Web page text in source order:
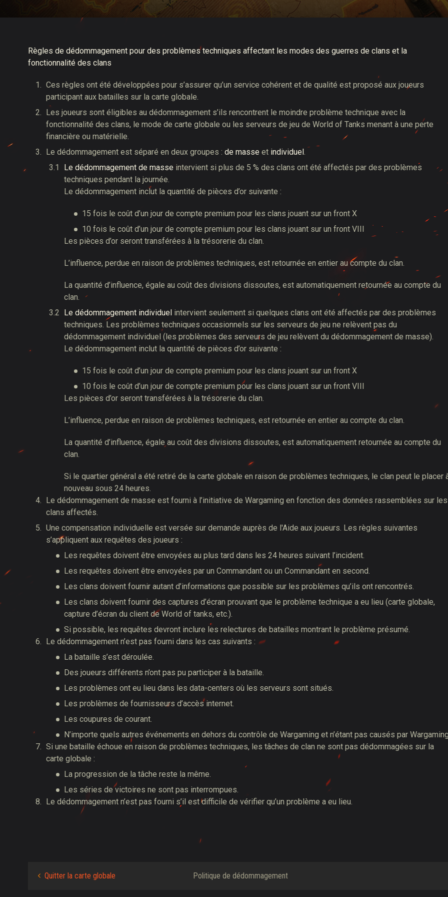
Guide des Butins Twitch
Règles de dédommagement pour des problèmes techniques affectant les modes des guerres de clans et la
fonctionnalité des clans
Ces règles ont été développées pour s’assurer qu’un service cohérent et de qualité est proposé aux joueurs
participant aux batailles sur la carte globale.
Les joueurs sont éligibles au dédommagement s’ils rencontrent le moindre problème technique avec la
fonctionnalité des clans, le mode de carte globale ou les serveurs de jeu de World of Tanks menant à une perte
financière ou matérielle.
Le dédommagement est séparé en deux groupes : de masse et individuel.
Le dédommagement de masse intervient si plus de 5 % des clans ont été affectés par des problèmes
techniques pendant la journée.
Le dédommagement inclut la quantité de pièces d’or suivante :
15 fois le coût d’un jour de compte premium pour les clans jouant sur un front X
10 fois le coût d’un jour de compte premium pour les clans jouant sur un front VIII
Les pièces d’or seront transférées à la trésorerie du clan.
L’influence, perdue en raison de problèmes techniques, est retournée en entier au compte du clan.
La quantité d’influence, égale au coût des divisions dissoutes, est automatiquement retournée au compte du
clan.
Le dédommagement individuel intervient seulement si quelques clans ont été affectés par des problèmes
techniques. Les problèmes techniques occasionnels sur les serveurs de jeu ne relèvent pas du
dédommagement individuel (les problèmes des serveurs de jeu relèvent du dédommagement de masse).
Le dédommagement inclut la quantité de pièces d’or suivante :
15 fois le coût d’un jour de compte premium pour les clans jouant sur un front X
10 fois le coût d’un jour de compte premium pour les clans jouant sur un front VIII
Les pièces d’or seront transférées à la trésorerie du clan.
L’influence, perdue en raison de problèmes techniques, est retournée en entier au compte du clan.
La quantité d’influence, égale au coût des divisions dissoutes, est automatiquement retournée au compte du
clan.
Si le quartier général a été retiré de la carte globale en raison de problèmes techniques, le clan peut le placer
nouveau sous 24 heures.
Le dédommagement de masse est fourni à l’initiative de Wargaming en fonction des données rassemblées sur les
clans affectés.
Une compensation individuelle est versée sur demande auprès de l'Aide aux joueurs. Les règles suivantes
s’appliquent aux requêtes des joueurs :
Les requêtes doivent être envoyées au plus tard dans les 24 heures suivant l’incident.
Les requêtes doivent être envoyées par un Commandant ou un Commandant en second.
Les clans doivent fournir autant d’informations que possible sur les problèmes qu’ils ont rencontrés.
Les clans doivent fournir des captures d’écran prouvant que le problème technique a eu lieu (carte globale,
capture d’écran du client de World of tanks, etc.).
Si possible, les requêtes devront inclure les relectures de batailles montrant le problème présumé.
Le dédommagement n’est pas fourni dans les cas suivants :
La bataille s’est déroulée.
Des joueurs différents n’ont pas pu participer à la bataille.
Les problèmes ont eu lieu dans les data-centers où les serveurs sont situés.
Les problèmes de fournisseurs d’accès internet.
Les coupures de courant.
N’importe quels autres événements en dehors du contrôle de Wargaming et n’étant pas causés par
Si une bataille échoue en raison de problèmes techniques, les tâches de clan ne sont pas dédommagées sur la
carte globale :
La progression de la tâche reste la même.
Les séries de victoires ne sont pas interrompues.
Le dédommagement n’est pas fourni s’il est difficile de vérifier qu’un problème a eu lieu.
Quitter la carte globale Politique de dédommagement